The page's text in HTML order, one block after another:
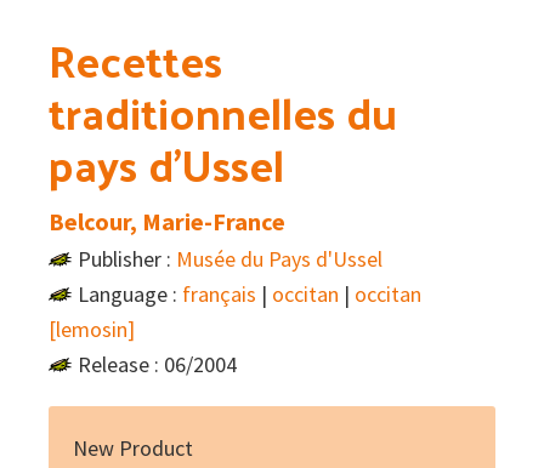
Recettes
traditionnelles du
pays d’Ussel
Belcour, Marie-France
Publisher : Musée du Pays d'Ussel
Language : français | occitan | occitan
[lemosin]
Release : 06/2004
New Product